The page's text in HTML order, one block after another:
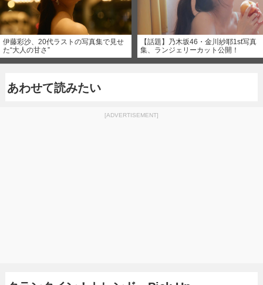
伊藤彩沙、20代ラストの写真集で見せ
た“大人の甘さ”
【話題】乃木坂46・金川紗耶1st写真
集、ランジェリーカット公開！
あわせて読みたい
[ADVERTISEMENT]